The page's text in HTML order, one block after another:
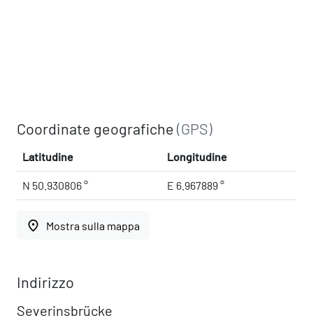
Coordinate geografiche(GPS)
Latitudine Longitudine
N 50.930806 ° E 6.967889 °
place Mostra sulla mappa
Indirizzo
Severinsbrücke